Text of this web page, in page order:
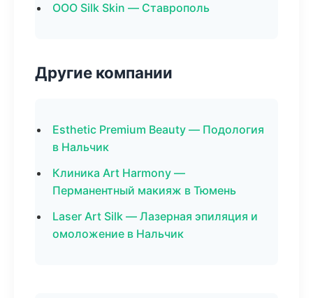
ООО Silk Skin — Ставрополь
Другие компании
Esthetic Premium Beauty — Подология
в Нальчик
Клиника Art Harmony —
Перманентный макияж в Тюмень
Laser Art Silk — Лазерная эпиляция и
омоложение в Нальчик